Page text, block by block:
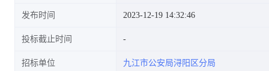
发布时间 2023-12-19 14:32:46
投标截止时间
招标单位 九江市公安局浔阳区分局